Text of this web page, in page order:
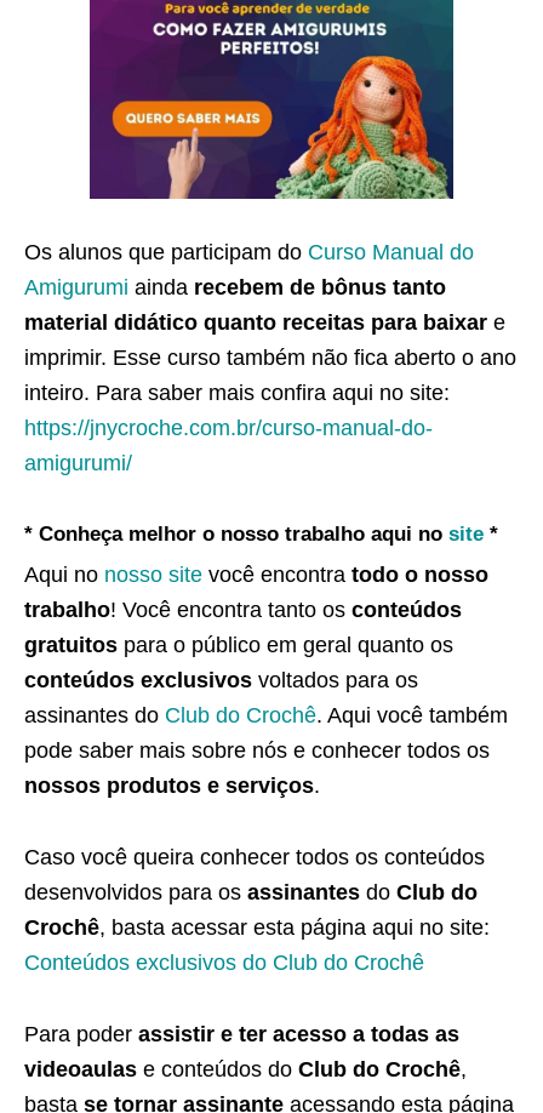
Os alunos que participam do Curso Manual do
Amigurumi ainda recebem de bônus tanto
material didático quanto receitas para baixar e
imprimir. Esse curso também não fica aberto o ano
inteiro. Para saber mais confira aqui no site:
https://jnycroche.com.br/curso-manual-do-
amigurumi/
* Conheça melhor o nosso trabalho aqui no site *
Aqui no nosso site você encontra todo o nosso
trabalho! Você encontra tanto os conteúdos
gratuitos para o público em geral quanto os
conteúdos exclusivos voltados para os
assinantes do Club do Crochê. Aqui você também
pode saber mais sobre nós e conhecer todos os
nossos produtos e serviços.
Caso você queira conhecer todos os conteúdos
desenvolvidos para os assinantes do Club do
Crochê, basta acessar esta página aqui no site:
Conteúdos exclusivos do Club do Crochê
Para poder assistir e ter acesso a todas as
videoaulas e conteúdos do Club do Crochê,
basta se tornar assinante acessando esta página